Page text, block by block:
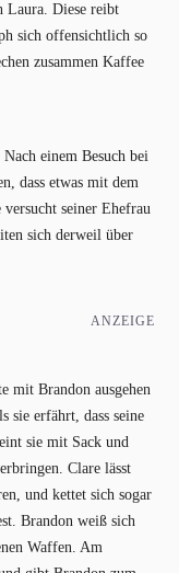
Laura. Diese reibt
sich offensichtlich so
zusammen Kaffee
einem Besuch bei
dass etwas mit dem
seiner Ehefrau
sich derweil über
ANZEIGE
mit Brandon ausgehen
sie erfährt, dass seine
sie mit Sack und
Clare lässt
und kettet sich sogar
Brandon weiß sich
Waffen. Am